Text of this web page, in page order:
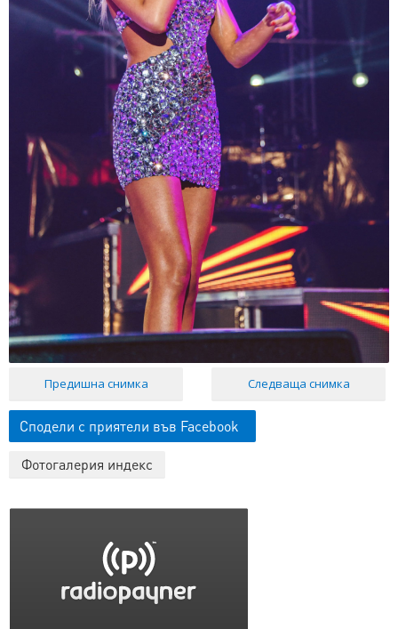
Предишна снимка Следваща снимка
Сподели с приятели във Facebook
Фотогалерия индекс